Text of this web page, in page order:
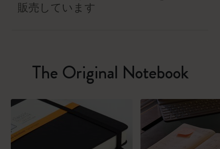
販売しています
The Original Notebook